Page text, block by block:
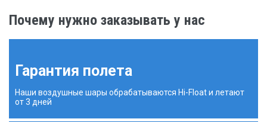
Почему нужно заказывать у нас
Гарантия полета
Наши воздушные шары обрабатываются Hi-Float и летают
от 3 дней